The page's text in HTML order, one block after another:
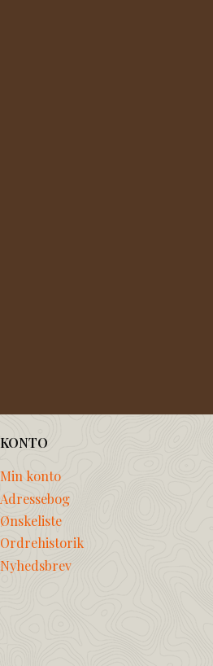
KONTO
Min konto
Adressebog
Ønskeliste
Ordrehistorik
Nyhedsbrev